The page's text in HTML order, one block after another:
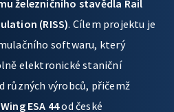
železničního stavědla Rail
(RISS). Cílem projektu je
softwaru, který
elektronické staniční
různých výrobců, přičemž
ESA 44od české